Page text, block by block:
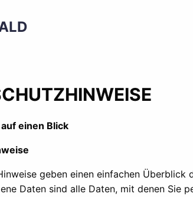
einen Blick
geben einen einfachen Überblick
Daten sind alle Daten, mit denen Sie